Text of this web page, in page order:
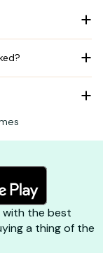
with the best
a thing of the